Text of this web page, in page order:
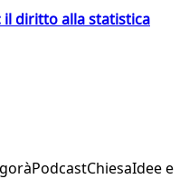
il diritto alla statistica
PodcastChiesaIdee e